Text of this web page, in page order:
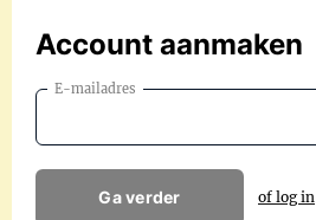
Account aanmaken
E-mailadres
Ga verder of log in